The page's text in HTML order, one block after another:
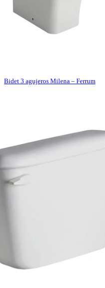
Bidet 3 agujeros Milena – Ferrum